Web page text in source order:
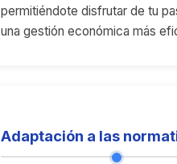
permitiéndote disfrutar de tu
una gestión económica más
Adaptación a las